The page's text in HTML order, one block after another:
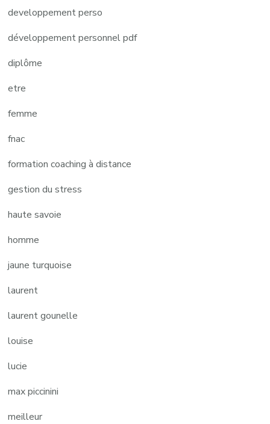
developpement perso
développement personnel pdf
diplôme
etre
femme
fnac
formation coaching à distance
gestion du stress
haute savoie
homme
jaune turquoise
laurent
laurent gounelle
louise
lucie
max piccinini
meilleur